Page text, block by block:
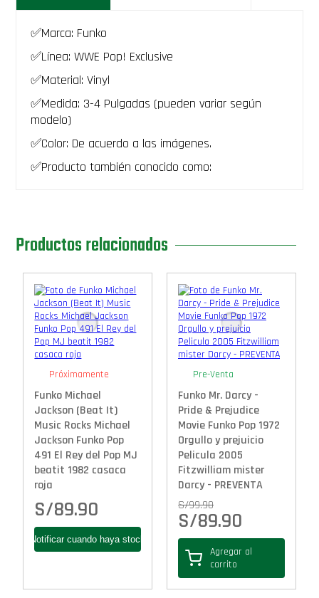
✅Marca: Funko
✅Línea: WWE Pop! Exclusive
✅Material: Vinyl
✅Medida: 3-4 Pulgadas (pueden variar según
modelo)
✅Color: De acuerdo a las imágenes.
✅Producto también conocido como:
Productos relacionados
Próximamente
Funko Michael
Jackson (Beat It)
Music Rocks Michael
Jackson Funko Pop
491 El Rey del Pop MJ
beatit 1982 casaca
roja
S/89.90
Pre-Venta
Funko Mr. Darcy -
Pride & Prejudice
Movie Funko Pop 1972
Orgullo y prejuicio
Pelicula 2005
Fitzwilliam mister
Darcy - PREVENTA
S/99.90
S/89.90
Agregar al
carrito